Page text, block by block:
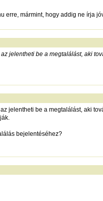
erre, mármint, hogy addig ne írja
jelentheti be a megtalálást, aki
jelentheti be a megtalálást, aki
bejelentéséhez?